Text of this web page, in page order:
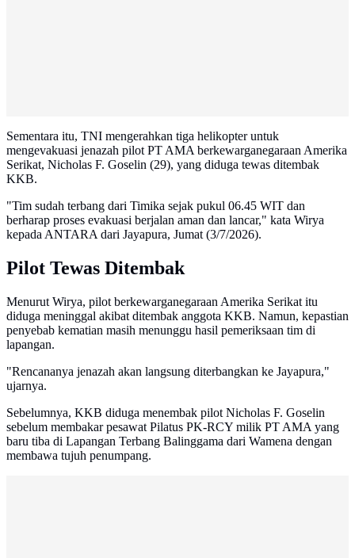
Sementara itu, TNI mengerahkan tiga helikopter untuk
mengevakuasi jenazah pilot PT AMA berkewarganegaraan Amerika
Serikat, Nicholas F. Goselin (29), yang diduga tewas ditembak
KKB.
"Tim sudah terbang dari Timika sejak pukul 06.45 WIT dan
berharap proses evakuasi berjalan aman dan lancar," kata Wirya
kepada ANTARA dari Jayapura, Jumat (3/7/2026).
Pilot Tewas Ditembak
Menurut Wirya, pilot berkewarganegaraan Amerika Serikat itu
diduga meninggal akibat ditembak anggota KKB. Namun, kepastian
penyebab kematian masih menunggu hasil pemeriksaan tim di
lapangan.
"Rencananya jenazah akan langsung diterbangkan ke Jayapura,"
ujarnya.
Sebelumnya, KKB diduga menembak pilot Nicholas F. Goselin
sebelum membakar pesawat Pilatus PK-RCY milik PT AMA yang
baru tiba di Lapangan Terbang Balinggama dari Wamena dengan
membawa tujuh penumpang.